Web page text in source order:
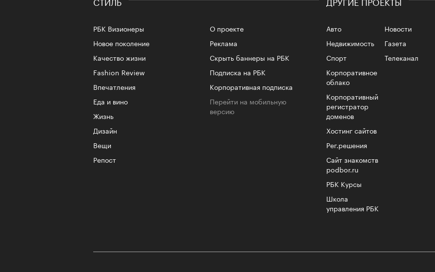
РБК Визионеры
Новое поколение
Качество жизни
Fashion Review
Впечатления
Еда и вино
Жизнь
Дизайн
Вещи
Репост
О проекте
Реклама
Скрыть баннеры на РБК
Подписка на РБК
Корпоративная подписка
Перейти на мобильную
версию
Авто
Недвижимость
Спорт
Корпоративное
облако
Корпоративный
регистратор
доменов
Хостинг сайтов
Рег.решения
Сайт знакомств
podbor.ru
РБК Курсы
Школа
управления РБК
Новости
Газета
Телеканал